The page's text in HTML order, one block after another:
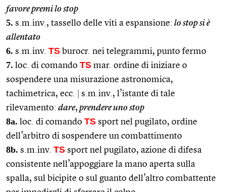
favore premi lo stop
5. s.m.inv., tassello delle viti a espansione: lo stop si è
allentato
6. s.m.inv. TS burocr. nei telegrammi, punto fermo
7. loc. di comando TS mar. ordine di iniziare o
sospendere una misurazione astronomica,
tachimetrica, ecc.
s.m.inv., l’istante di tale
rilevamento: dare, prendere uno stop
8a. loc. di comando TS sport nel pugilato, ordine
dell’arbitro di sospendere un combattimento
8b. s.m.inv. TS sport nel pugilato, azione di difesa
consistente nell’appoggiare la mano aperta sulla
spalla, sul bicipite o sul guanto dell’altro combattente